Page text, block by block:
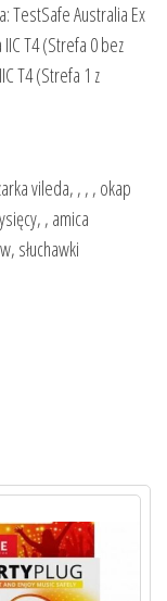
TestSafe Australia Ex
IIC T4 (Strefa 0 bez
T4 (Strefa 1 z
vileda, , , , okap
, amica
słuchawki